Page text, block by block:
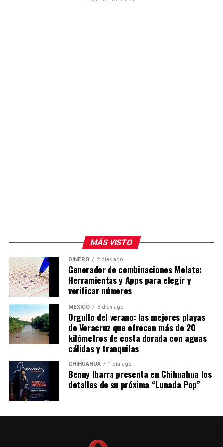
MÁS VISTO
DINERO 2 días ago
Generador de combinaciones Melate:
Herramientas y Apps para elegir y
verificar números
MÉXICO 3 días ago
Orgullo del verano: las mejores playas
de Veracruz que ofrecen más de 20
kilómetros de costa dorada con aguas
cálidas y tranquilas
CHIHUAHUA 1 día ago
Benny Ibarra presenta en Chihuahua los
detalles de su próxima “Lunada Pop”